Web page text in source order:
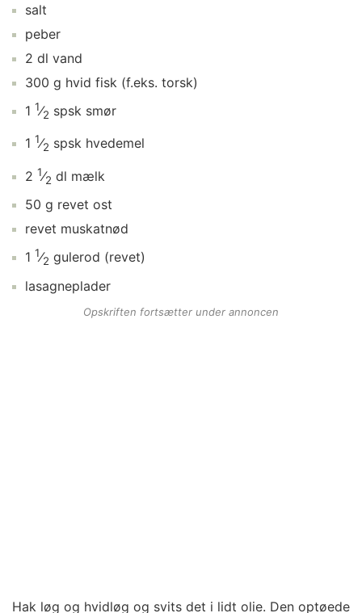
salt
peber
2 dl vand
300 g hvid fisk (f.eks. torsk)
1 1⁄2 spsk smør
1 1⁄2 spsk hvedemel
2 1⁄2 dl mælk
50 g revet ost
revet muskatnød
1 1⁄2 gulerod (revet)
lasagneplader
Opskriften fortsætter under annoncen
Hak løg og hvidløg og svits det i lidt olie. Den optøede